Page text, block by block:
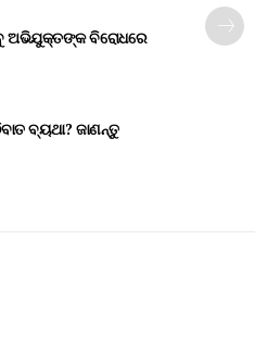
ଅଭିଯୁକ୍ତଙ୍କ ବିରୋଧରେ
ବ୍ୟଥା? ଜାଣନ୍ତୁ